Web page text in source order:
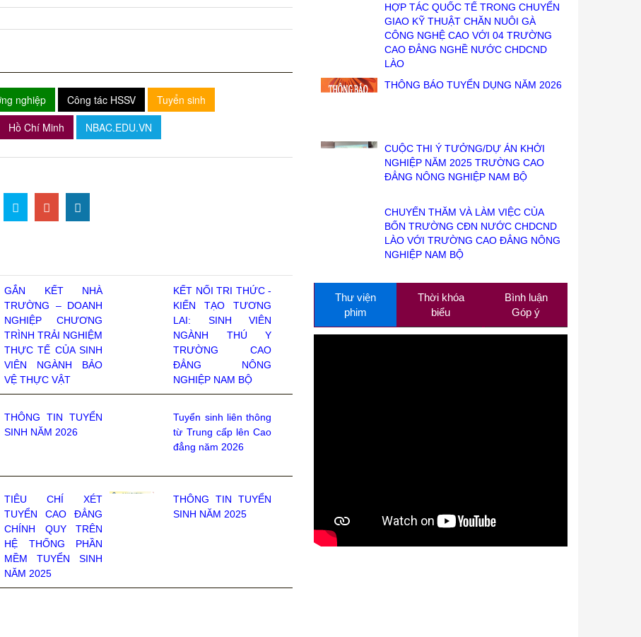
nghiệp Công tác HSSV
Tuyển sinh
Hồ Chí Minh NBAC.EDU.VN
GẮN KẾT NHÀ
TRƯỜNG – DOANH
NGHIỆP CHƯƠNG
TRÌNH TRẢI NGHIỆM
THỰC TẾ CỦA SINH
VIÊN NGÀNH BẢO
VỆ THỰC VẬT
KẾT NỐI TRI THỨC -
KIẾN TẠO TƯƠNG
LAI: SINH VIÊN
NGÀNH THÚ Y
TRƯỜNG CAO
ĐẲNG NÔNG
NGHIỆP NAM BỘ
THÔNG TIN TUYỂN
SINH NĂM 2026
Tuyển sinh liên thông
từ Trung cấp lên Cao
đẳng năm 2026
TIÊU CHÍ XÉT
TUYỂN CAO ĐẲNG
CHÍNH QUY TRÊN
HỆ THỐNG PHẦN
MỀM TUYỂN SINH
NĂM 2025
THÔNG TIN TUYỂN
SINH NĂM 2025
HỢP TÁC QUỐC TẾ TRONG CHUYỂN
GIAO KỸ THUẬT CHĂN NUÔI GÀ
CÔNG NGHỆ CAO VỚI 04 TRƯỜNG
CAO ĐẲNG NGHỀ NƯỚC CHDCND
LÀO
THÔNG BÁO TUYỂN DỤNG NĂM 2026
CUỘC THI Ý TƯỞNG/DỰ ÁN KHỞI
NGHIỆP NĂM 2025 TRƯỜNG CAO
ĐẲNG NÔNG NGHIỆP NAM BỘ
CHUYẾN THĂM VÀ LÀM VIỆC CỦA
BỐN TRƯỜNG CĐN NƯỚC CHDCND
LÀO VỚI TRƯỜNG CAO ĐẲNG NÔNG
NGHIỆP NAM BỘ
Thư viện
phim
Thời khóa
biểu
Bình luận
Góp ý